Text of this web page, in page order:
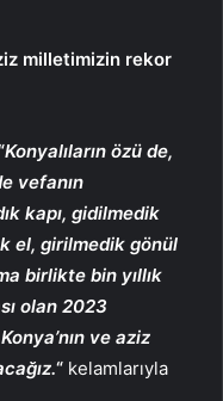
milletimizin rekor
Konyalıların özü de,
vefanın
kapı, gidilmedik
el, girilmedik gönül
birlikte bin yıllık
olan 2023
ve aziz
“ kelamlarıyla